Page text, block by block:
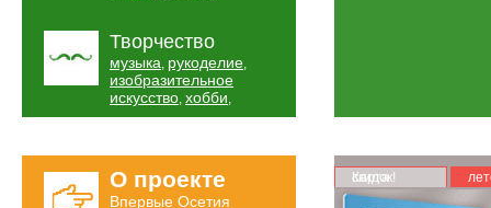
Творчество
музыка, рукоделие,
изобразительное
искусство, хобби,
О проекте
Впервые Осетия
Карта скидок!